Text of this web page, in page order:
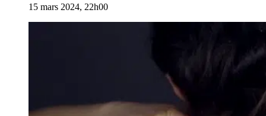
15 mars 2024, 22h00